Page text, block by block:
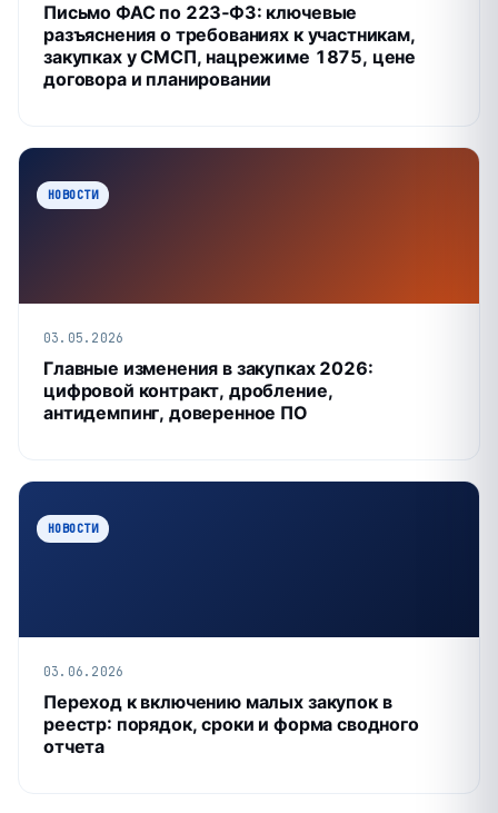
Письмо ФАС по 223‑ФЗ: ключевые
разъяснения о требованиях к участникам,
закупках у СМСП, нацрежиме 1875, цене
договора и планировании
НОВОСТИ
03.05.2026
Главные изменения в закупках 2026:
цифровой контракт, дробление,
антидемпинг, доверенное ПО
НОВОСТИ
03.06.2026
Переход к включению малых закупок в
реестр: порядок, сроки и форма сводного
отчета